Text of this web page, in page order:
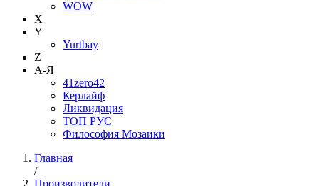
WOW
X
Y
Yurtbay
Z
А-Я
41zero42
Керлайф
Ликвидация
ТОП РУС
Философия Мозаики
Главная
/
Производители